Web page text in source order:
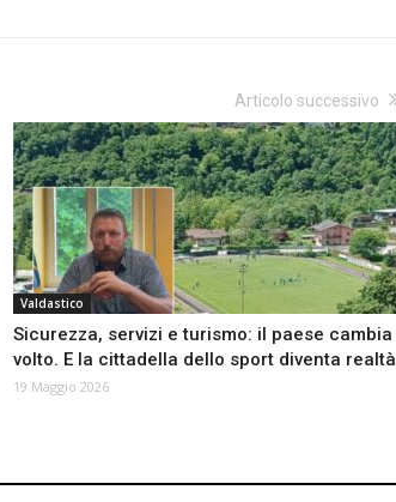
Articolo successivo
Valdastico
Sicurezza, servizi e turismo: il paese cambia
volto. E la cittadella dello sport diventa realtà
19 Maggio 2026